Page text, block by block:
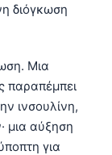
διόγκωση
Μια
παραπέμπει
ινσουλίνη,
μια αύξηση
για